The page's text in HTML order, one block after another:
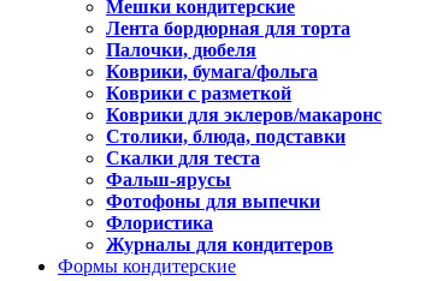
Мешки кондитерские
Лента бордюрная для торта
Палочки, дюбеля
Коврики, бумага/фольга
Коврики с разметкой
Коврики для эклеров/макаронс
Столики, блюда, подставки
Скалки для теста
Фальш-ярусы
Фотофоны для выпечки
Флористика
Журналы для кондитеров
Формы кондитерские